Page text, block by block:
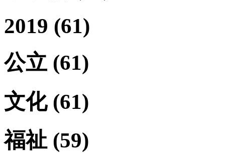
2019 (61)
公立 (61)
文化 (61)
福祉 (59)